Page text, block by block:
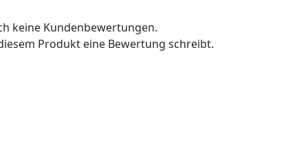
keine Kundenbewertungen.
Produkt eine Bewertung schreibt.